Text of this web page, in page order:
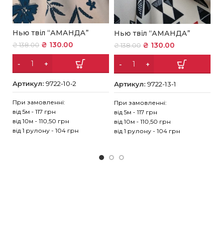
Нью твіл “АМАНДА”
₴138.00 ₴ 130.00
Артикул:9722-10-2
При замовленні:
від 5м - 117 грн
від 10м - 110,50 грн
від 1 рулону - 104 грн
Нью твіл “АМАНДА”
₴138.00 ₴ 130.00
Артикул: 9722-13-1
При замовленні:
від 5м - 117 грн
від 10м - 110,50 грн
від 1 рулону - 104 грн